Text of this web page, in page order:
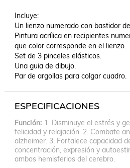
Incluye:
Un lienzo numerado con bastidor
Pintura acrílica en recipientes
que color corresponde en el lienzo.
Set de 3 pinceles elásticos.
Una guia de dibujo.
Par de argollas para colgar cuadro.
ESPECIFICACIONES
Función 1. Disminuye el estrés y
felicidad y relajación. 2. Combate
alzheimer. 3. Fortalece capacidad
concentración, expresión y
ambos hemisferios del cerebro.